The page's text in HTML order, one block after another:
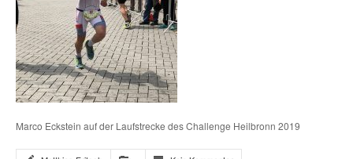
Marco Eckstein auf der Laufstrecke des Challenge Heilbronn 2019